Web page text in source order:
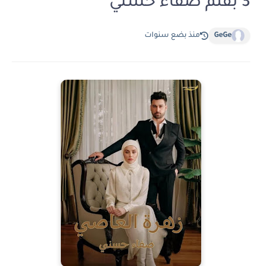
3 بقلم صفاء حسني
GeGe منذ بضع سنوات